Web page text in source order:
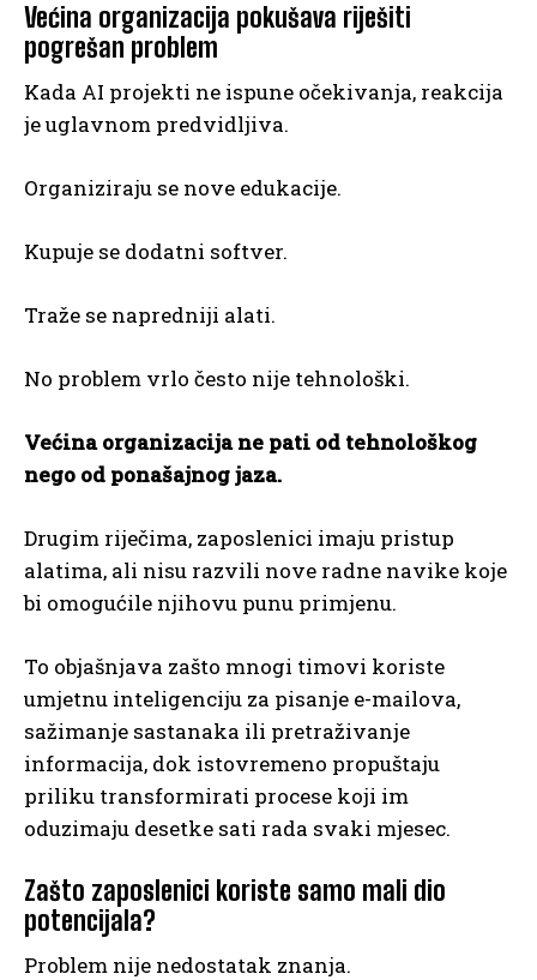
Većina organizacija pokušava riješiti
pogrešan problem
Kada AI projekti ne ispune očekivanja, reakcija
je uglavnom predvidljiva.
Organiziraju se nove edukacije.
Kupuje se dodatni softver.
Traže se napredniji alati.
No problem vrlo često nije tehnološki.
Većina organizacija ne pati od tehnološkog
nego od ponašajnog jaza.
Drugim riječima, zaposlenici imaju pristup
alatima, ali nisu razvili nove radne navike koje
bi omogućile njihovu punu primjenu.
To objašnjava zašto mnogi timovi koriste
umjetnu inteligenciju za pisanje e-mailova,
sažimanje sastanaka ili pretraživanje
informacija, dok istovremeno propuštaju
priliku transformirati procese koji im
oduzimaju desetke sati rada svaki mjesec.
Zašto zaposlenici koriste samo mali dio
potencijala?
Problem nije nedostatak znanja.